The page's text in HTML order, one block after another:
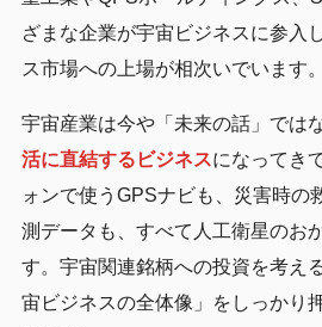
ざまな企業が宇宙ビジネスに参入
ス市場への上場が相次いでいます。
宇宙産業は今や「未来の話」ではな
活に直結するビジネスになってき
ォンで使うGPSナビも、災害時の
測データも、すべて人工衛星のお
す。宇宙関連銘柄への投資を考え
宙ビジネスの全体像」をしっかり